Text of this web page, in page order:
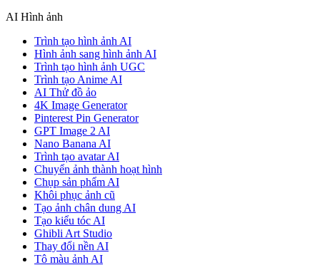
AI Hình ảnh
Trình tạo hình ảnh AI
Hình ảnh sang hình ảnh AI
Trình tạo hình ảnh UGC
Trình tạo Anime AI
AI Thử đồ ảo
4K Image Generator
Pinterest Pin Generator
GPT Image 2 AI
Nano Banana AI
Trình tạo avatar AI
Chuyển ảnh thành hoạt hình
Chụp sản phẩm AI
Khôi phục ảnh cũ
Tạo ảnh chân dung AI
Tạo kiểu tóc AI
Ghibli Art Studio
Thay đổi nền AI
Tô màu ảnh AI